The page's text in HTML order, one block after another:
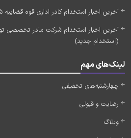
آخرین اخبار استخدام کادر اداری قوه قضاییه 1405 (به زودی)
(استخدام جدید)
لینک‌های مهم
چهارشنبه‌های تخفیفی
رضایت و قبولی
وبلاگ